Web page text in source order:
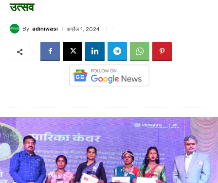
उत्सव
By adiniwasi अप्रैल 1, 2024